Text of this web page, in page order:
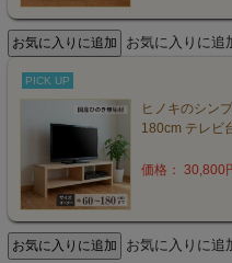
お気に入りに追
PICK UP
ヒノキのシン
180cm テレビ
価格： 30,800
お気に入りに追